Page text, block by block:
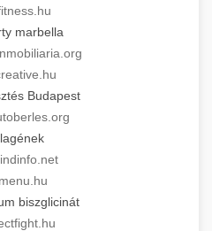
marbella
Budapest
biszglicinát